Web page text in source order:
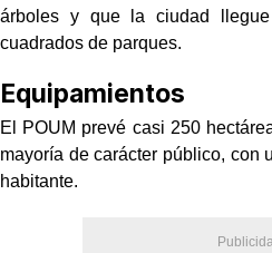
árboles y que la ciudad
cuadrados de parques.
Equipamientos
El POUM prevé casi 250
mayoría de carácter público, con
habitante.